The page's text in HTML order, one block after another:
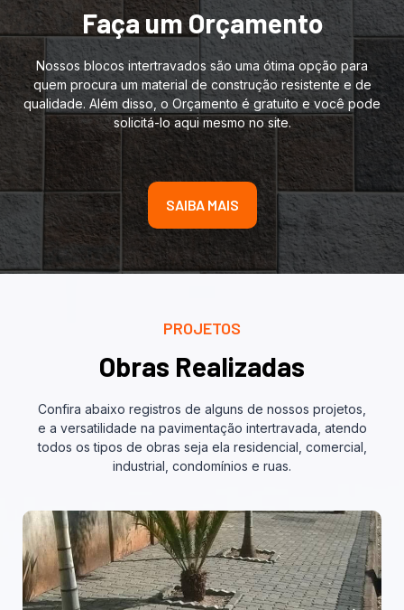
Faça um Orçamento
Nossos blocos intertravados são uma ótima opção para
quem procura um material de construção resistente e de
qualidade. Além disso, o Orçamento é gratuito e você pode
solicitá-lo aqui mesmo no site.
SAIBA MAIS
PROJETOS
Obras Realizadas
Confira abaixo registros de alguns de nossos projetos,
e a versatilidade na pavimentação intertravada, atendo
todos os tipos de obras seja ela residencial, comercial,
industrial, condomínios e ruas.